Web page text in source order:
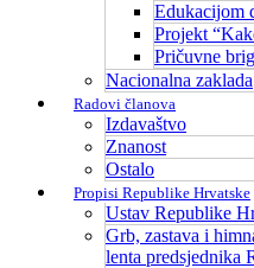
Edukacijom
Projekt
Pričuvne
Nacionalna zaklada
Radovi članova
Izdavaštvo
Znanost
Ostalo
Propisi Republike Hrvatske
Ustav Republike
Grb, zastava i
lenta predsjednika